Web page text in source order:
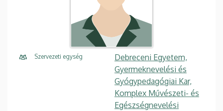
Szervezeti egység
Debreceni Egyetem,
Gyermeknevelési és
Gyógypedagógiai Kar,
Komplex Művészeti- és
Egészségnevelési